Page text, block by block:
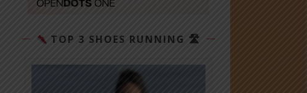
TOP 3 SHOES RUNNING 🛣